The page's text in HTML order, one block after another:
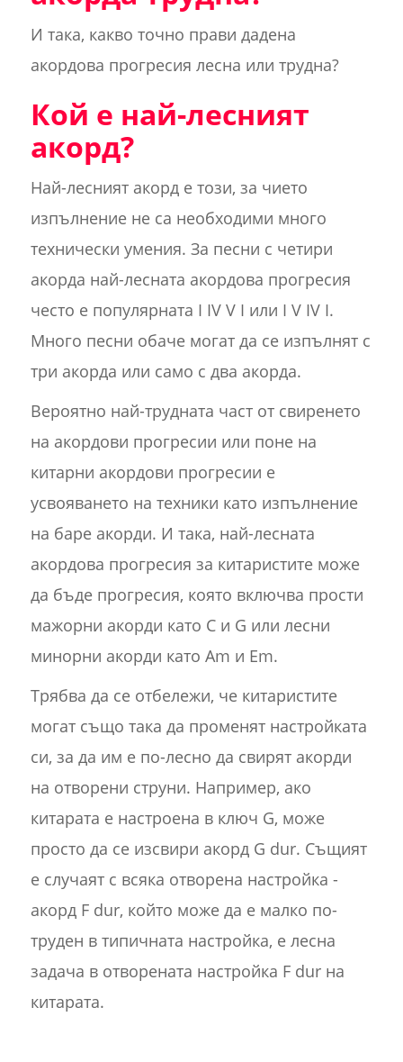
И така, какво точно прави дадена
акордова прогресия лесна или трудна?
Кой е най-лесният
акорд?
Най-лесният акорд е този, за чието
изпълнение не са необходими много
технически умения. За песни с четири
акорда най-лесната акордова прогресия
често е популярната I IV V I или I V IV I.
Много песни обаче могат да се изпълнят с
три акорда или само с два акорда.
Вероятно най-трудната част от свиренето
на акордови прогресии или поне на
китарни акордови прогресии е
усвояването на техники като изпълнение
на баре акорди. И така, най-лесната
акордова прогресия за китаристите може
да бъде прогресия, която включва прости
мажорни акорди като C и G или лесни
минорни акорди като Am и Em.
Трябва да се отбележи, че китаристите
могат също така да променят настройката
си, за да им е по-лесно да свирят акорди
на отворени струни. Например, ако
китарата е настроена в ключ G, може
просто да се изсвири акорд G dur. Същият
е случаят с всяка отворена настройка -
акорд F dur, който може да е малко по-
труден в типичната настройка, е лесна
задача в отворената настройка F dur на
китарата.